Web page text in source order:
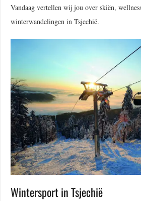
Vandaag vertellen wij jou over skiën,
winterwandelingen in Tsjechië.
Wintersport in Tsjechië